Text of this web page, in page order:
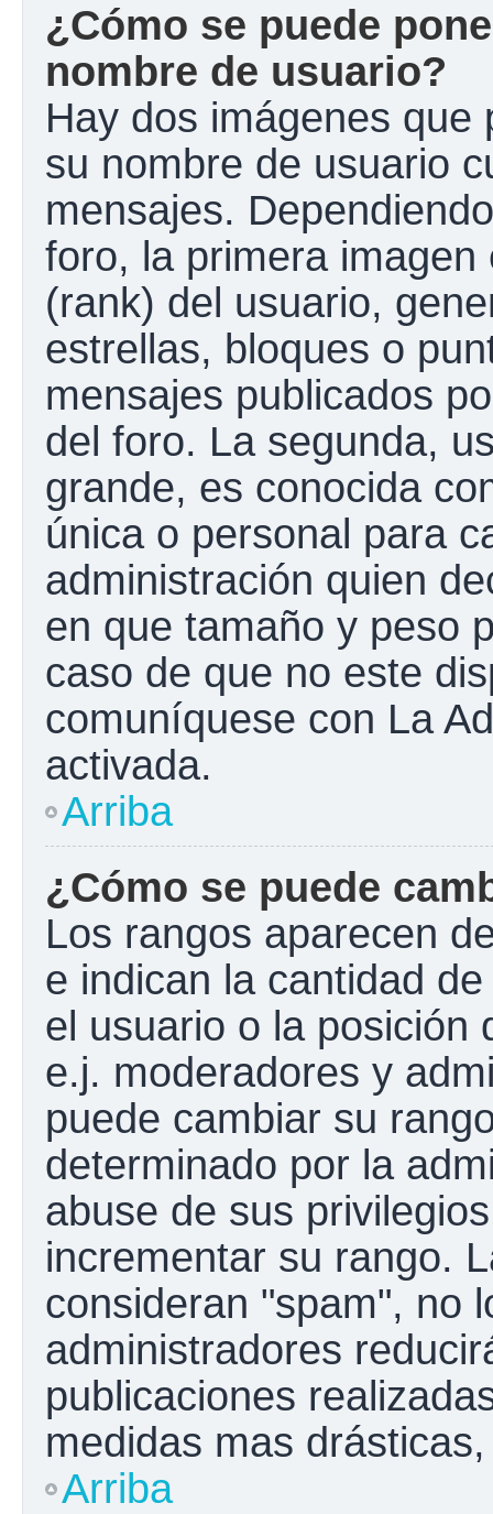
¿Cómo se puede
nombre de usuario?
Hay dos imágenes que
su nombre de usuario
mensajes.
foro, la primera
(rank) del usuario,
estrellas, bloques o
mensajes publicados
del foro. La segunda,
grande, es conocida
única o personal para
administración quien
en que tamaño y peso
caso de que no este
comuníquese con La
activada.
Arriba
¿Cómo se puede
Los rangos aparecen
e indican la cantidad
el usuario o la posición
e.j. moderadores y
puede cambiar su
determinado por la
abuse de sus
incrementar su rango.
consideran "spam", no
administradores
publicaciones
medidas mas
Arriba